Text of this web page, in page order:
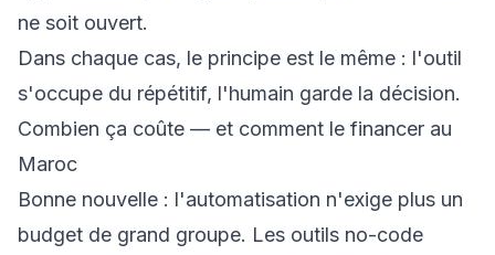
ne soit ouvert.
Dans chaque cas, le principe est le même : l'outil
s'occupe du répétitif, l'humain garde la décision.
Combien ça coûte — et comment le financer au
Maroc
Bonne nouvelle : l'automatisation n'exige plus un
budget de grand groupe. Les outils no-code